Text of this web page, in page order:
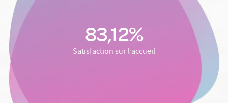
83,12%
Satisfaction sur l’accueil